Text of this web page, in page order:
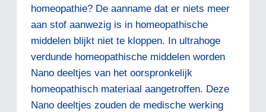
homeopathie? De aanname dat er niets meer
aan stof aanwezig is in homeopathische
middelen blijkt niet te kloppen. In ultrahoge
verdunde homeopathische middelen worden
Nano deeltjes van het oorspronkelijk
homeopathisch materiaal aangetroffen. Deze
Nano deeltjes zouden de medische werking